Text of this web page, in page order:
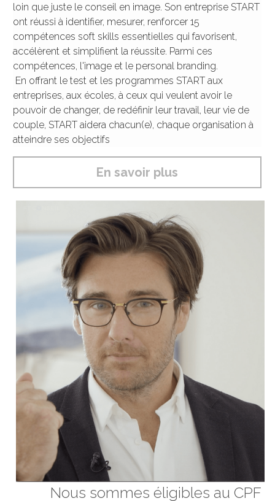
loin que juste le conseil en image. Son entreprise START
ont réussi à identifier, mesurer, renforcer 15
compétences soft skills essentielles qui favorisent,
accélèrent et simplifient la réussite. Parmi ces
compétences, l'image et le personal branding.
entreprises, aux écoles, à ceux qui veulent avoir le
pouvoir de changer, de redéfinir leur travail, leur vie de
couple, START aidera chacun(e), chaque organisation à
atteindre ses objectifs
En savoir plus
Nous sommes éligibles au CPF